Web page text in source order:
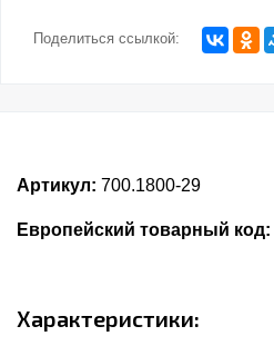
Поделиться ссылкой:
Артикул: 700.1800-29
Европейский товарный код:
Характеристики: